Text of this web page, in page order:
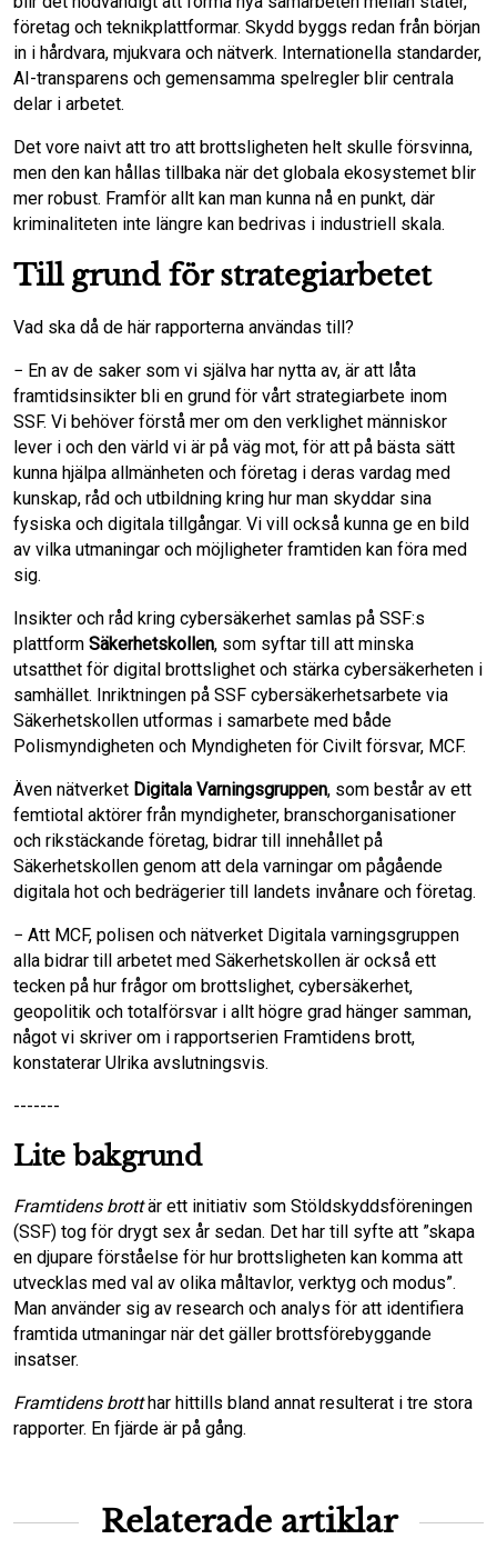
företag och teknikplattformar. Skydd byggs redan från början
in i hårdvara, mjukvara och nätverk. Internationella standarder,
AI-transparens och gemensamma spelregler blir centrala
delar i arbetet.
Det vore naivt att tro att brottsligheten helt skulle försvinna,
men den kan hållas tillbaka när det globala ekosystemet blir
mer robust. Framför allt kan man kunna nå en punkt, där
kriminaliteten inte längre kan bedrivas i industriell skala.
Till grund för strategiarbetet
Vad ska då de här rapporterna användas till?
− En av de saker som vi själva har nytta av, är att låta
framtidsinsikter bli en grund för vårt strategiarbete inom
SSF. Vi behöver förstå mer om den verklighet människor
lever i och den värld vi är på väg mot, för att på bästa sätt
kunna hjälpa allmänheten och företag i deras vardag med
kunskap, råd och utbildning kring hur man skyddar sina
fysiska och digitala tillgångar. Vi vill också kunna ge en bild
av vilka utmaningar och möjligheter framtiden kan föra med
sig.
Insikter och råd kring cybersäkerhet samlas på SSF:s
plattform Säkerhetskollen, som syftar till att minska
utsatthet för digital brottslighet och stärka cybersäkerheten i
samhället. Inriktningen på SSF cybersäkerhetsarbete via
Säkerhetskollen utformas i samarbete med både
Polismyndigheten och Myndigheten för Civilt försvar, MCF.
Även nätverket Digitala Varningsgruppen, som består av ett
femtiotal aktörer från myndigheter, branschorganisationer
och rikstäckande företag, bidrar till innehållet på
Säkerhetskollen genom att dela varningar om pågående
digitala hot och bedrägerier till landets invånare och företag.
− Att MCF, polisen och nätverket Digitala varningsgruppen
alla bidrar till arbetet med Säkerhetskollen är också ett
tecken på hur frågor om brottslighet, cybersäkerhet,
geopolitik och totalförsvar i allt högre grad hänger samman,
något vi skriver om i rapportserien Framtidens brott,
konstaterar Ulrika avslutningsvis.
-------
Lite bakgrund
Framtidens brottär ett initiativ som Stöldskyddsföreningen
(SSF) tog för drygt sex år sedan. Det har till syfte att ”skapa
en djupare förståelse för hur brottsligheten kan komma att
utvecklas med val av olika måltavlor, verktyg och modus”.
Man använder sig av research och analys för att identifiera
framtida utmaningar när det gäller brottsförebyggande
insatser.
Framtidens brotthar hittills bland annat resulterat i tre stora
rapporter. En fjärde är på gång.
Relaterade artiklar